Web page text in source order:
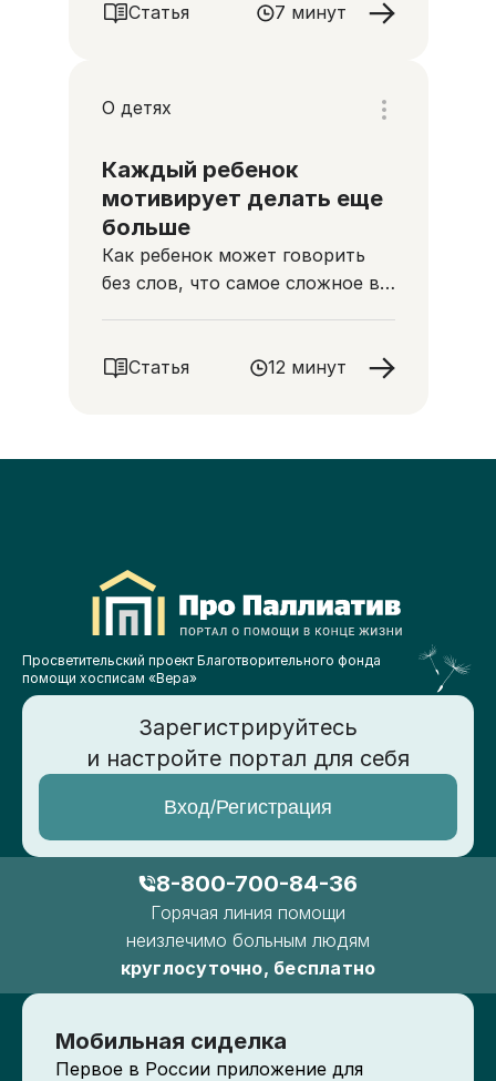
Статья
7 минут
О детях
Каждый ребенок
мотивирует делать еще
больше
Как ребенок может говорить
без слов, что самое сложное в
Статья
12 минут
Просветительский проект Благотворительного фонда
помощи хосписам «Вера»
Зарегистрируйтесь
и настройте портал для себя
Вход/Регистрация
8-800-700-84-36
Горячая линия помощи
неизлечимо больным людям
круглосуточно, бесплатно
Мобильная сиделка
Первое в России приложение для